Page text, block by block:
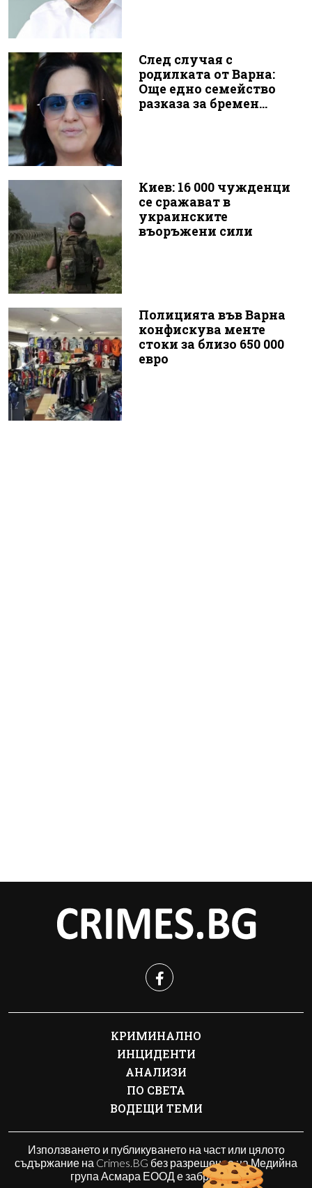
След случая с
родилката от Варна:
Още едно семейство
разказа за бремен...
Киев: 16 000 чужденци
се сражават в
украинските
въоръжени сили
Полицията във Варна
конфискува менте
стоки за близо 650 000
евро
КРИМИНАЛНО
ИНЦИДЕНТИ
АНАЛИЗИ
ПО СВЕТА
ВОДЕЩИ ТЕМИ
Използването и публикуването на част или цялото
съдържание на Crimes.BG без разрешение на Медийна
група Асмара ЕООД е забранено.